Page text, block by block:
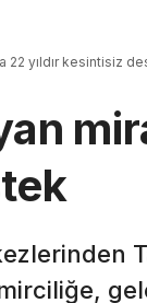
22 yıldır kesintisiz